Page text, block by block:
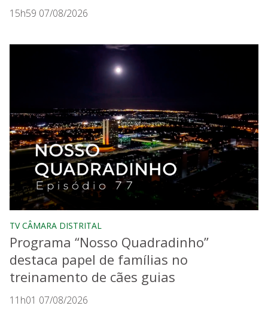
15h59 07/08/2026
TV CÂMARA DISTRITAL
Programa “Nosso Quadradinho”
destaca papel de famílias no
treinamento de cães guias
11h01 07/08/2026